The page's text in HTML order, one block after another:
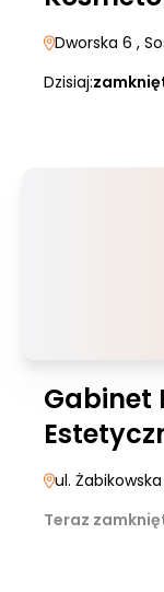
Dworska 6 ,
Dzisiaj:
Gabinet
ul.
Teraz